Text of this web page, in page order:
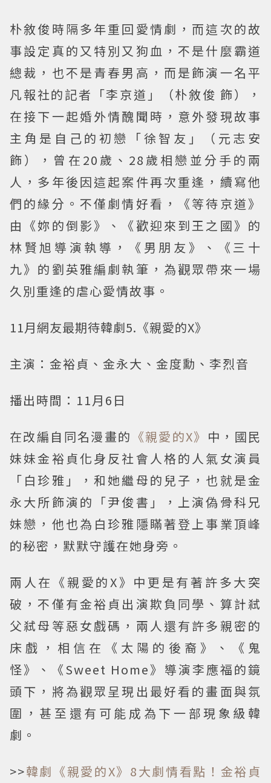
朴敘俊時隔多年重回愛情劇，而這次的故
事設定真的又特別又狗血，不是什麼霸道
總裁，也不是青春男高，而是飾演一名平
凡報社的記者「李京道」（朴敘俊 飾），
在接下一起婚外情醜聞時，意外發現故事
主角是自己的初戀「徐智友」（元志安
飾），曾在20歲、28歲相戀並分手的兩
人，多年後因這起案件再次重逢，續寫他
們的緣分。不僅劇情好看，《等待京道》
由《妳的倒影》、《歡迎來到王之國》的
林賢旭導演執導，《男朋友》、《三十
九》的劉英雅編劇執筆，為觀眾帶來一場
久別重逢的虐心愛情故事。
11月網友最期待韓劇5.《親愛的X》
主演：金裕貞、金永大、金度勳、李烈音
播出時間：11月6日
在改編自同名漫畫的 《親愛的X》 中，國民
妹妹金裕貞化身反社會人格的人氣女演員
「白珍雅」，和她繼母的兒子，也就是金
永大所飾演的「尹俊書」，上演偽骨科兄
妹戀，他也為白珍雅隱瞞著登上事業頂峰
的秘密，默默守護在她身旁。
兩人在《親愛的X》中更是有著許多大突
破，不僅有金裕貞出演欺負同學、算計弒
父弒母等惡女戲碼，兩人還有許多親密的
床戲，相信在《太陽的後裔》、《鬼
怪》、《Sweet Home》導演李應福的鏡
頭下，將為觀眾呈現出最好看的畫面與氛
圍，甚至還有可能成為下一部現象級韓
劇。
>>韓劇《親愛的X》8大劇情看點！金裕貞